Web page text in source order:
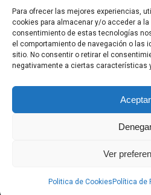
Para ofrecer las mejores experiencias,
cookies para almacenar y/o acceder a
consentimiento de estas tecnologías
el comportamiento de navegación o las
sitio. No consentir o retirar el
negativamente a ciertas características
Aceptar
Ver
Politica de Cookies Política de
@tbikes.cat #tbikes
Síguenos en las redes sociales de
nuestras novedades, productos,
y muchos más!
2022-2026 ©